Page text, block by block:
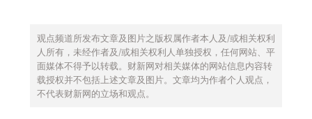
观点频道所发布文章及图片之版权属作者本人及/或相关权利
人所有，未经作者及/或相关权利人单独授权，任何网站、平
面媒体不得予以转载。财新网对相关媒体的网站信息内容转
载授权并不包括上述文章及图片。文章均为作者个人观点，
不代表财新网的立场和观点。